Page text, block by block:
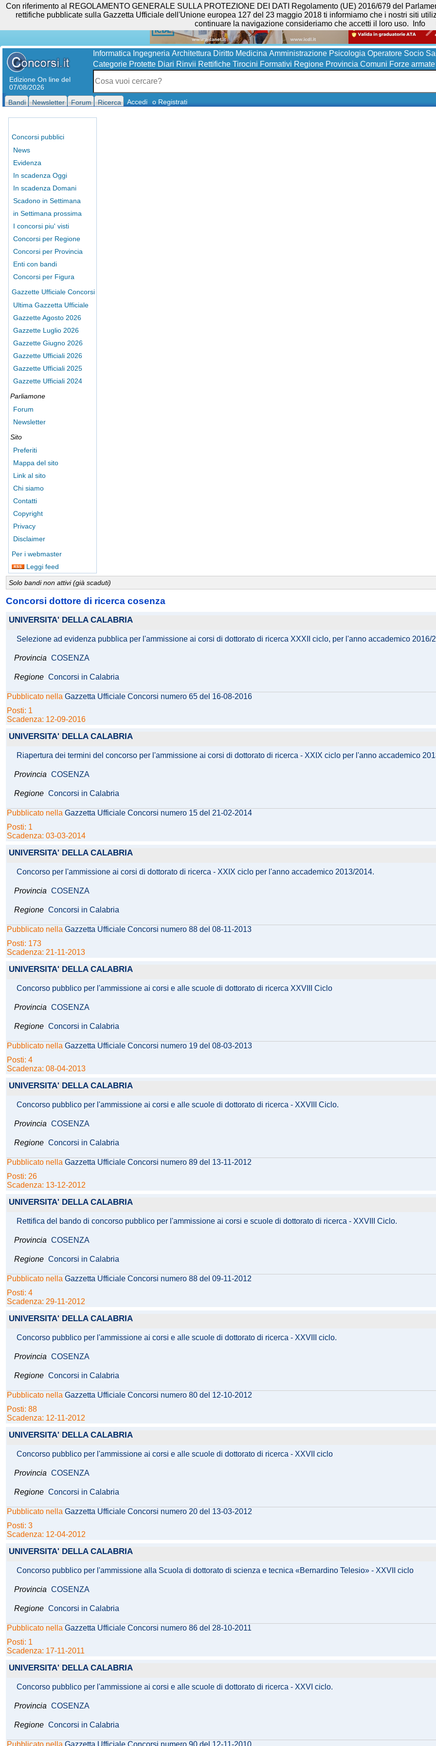
Edizione On line del
07/08/2026
Informatica Ingegneria Architettura Diritto Medicina Amministrazione Psicologia Operatore Socio
Categorie Protette Diari Rinvii Rettifiche Tirocini Formativi Regione Provincia Comuni Forze armate
Bandi Newsletter Forum Ricerca Accedi o Registrati
Concorsi pubblici
News
Evidenza
In scadenza Oggi
In scadenza Domani
Scadono in Settimana
in Settimana prossima
I concorsi piu' visti
Concorsi per Regione
Concorsi per Provincia
Enti con bandi
Concorsi per Figura
Gazzette Ufficiale Concorsi
Ultima Gazzetta Ufficiale
Gazzette Agosto 2026
Gazzette Luglio 2026
Gazzette Giugno 2026
Gazzette Ufficiali 2026
Gazzette Ufficiali 2025
Gazzette Ufficiali 2024
Parliamone
Forum
Newsletter
Sito
Preferiti
Mappa del sito
Link al sito
Chi siamo
Contatti
Copyright
Privacy
Disclaimer
Per i webmaster
Leggi feed
Solo bandi non attivi (già scaduti)
Concorsi dottore di ricerca cosenza
UNIVERSITA' DELLA CALABRIA
Selezione ad evidenza pubblica per l'ammissione ai corsi di dottorato di ricerca XXXII ciclo, per l'anno accademico 2016/
Provincia COSENZA
Regione Concorsi in Calabria
Pubblicato nella Gazzetta Ufficiale Concorsi numero 65 del 16-08-2016
Posti: 1
Scadenza: 12-09-2016
UNIVERSITA' DELLA CALABRIA
Riapertura dei termini del concorso per l'ammissione ai corsi di dottorato di ricerca - XXIX ciclo per l'anno accademico
Provincia COSENZA
Regione Concorsi in Calabria
Pubblicato nella Gazzetta Ufficiale Concorsi numero 15 del 21-02-2014
Posti: 1
Scadenza: 03-03-2014
UNIVERSITA' DELLA CALABRIA
Concorso per l'ammissione ai corsi di dottorato di ricerca - XXIX ciclo per l'anno accademico 2013/2014.
Provincia COSENZA
Regione Concorsi in Calabria
Pubblicato nella Gazzetta Ufficiale Concorsi numero 88 del 08-11-2013
Posti: 173
Scadenza: 21-11-2013
UNIVERSITA' DELLA CALABRIA
Concorso pubblico per l'ammissione ai corsi e alle scuole di dottorato di ricerca XXVIII Ciclo
Provincia COSENZA
Regione Concorsi in Calabria
Pubblicato nella Gazzetta Ufficiale Concorsi numero 19 del 08-03-2013
Posti: 4
Scadenza: 08-04-2013
UNIVERSITA' DELLA CALABRIA
Concorso pubblico per l'ammissione ai corsi e alle scuole di dottorato di ricerca - XXVIII Ciclo.
Provincia COSENZA
Regione Concorsi in Calabria
Pubblicato nella Gazzetta Ufficiale Concorsi numero 89 del 13-11-2012
Posti: 26
Scadenza: 13-12-2012
UNIVERSITA' DELLA CALABRIA
Rettifica del bando di concorso pubblico per l'ammissione ai corsi e scuole di dottorato di ricerca - XXVIII Ciclo.
Provincia COSENZA
Regione Concorsi in Calabria
Pubblicato nella Gazzetta Ufficiale Concorsi numero 88 del 09-11-2012
Posti: 4
Scadenza: 29-11-2012
UNIVERSITA' DELLA CALABRIA
Concorso pubblico per l'ammissione ai corsi e alle scuole di dottorato di ricerca - XXVIII ciclo.
Provincia COSENZA
Regione Concorsi in Calabria
Pubblicato nella Gazzetta Ufficiale Concorsi numero 80 del 12-10-2012
Posti: 88
Scadenza: 12-11-2012
UNIVERSITA' DELLA CALABRIA
Concorso pubblico per l'ammissione ai corsi e alle scuole di dottorato di ricerca - XXVII ciclo
Provincia COSENZA
Regione Concorsi in Calabria
Pubblicato nella Gazzetta Ufficiale Concorsi numero 20 del 13-03-2012
Posti: 3
Scadenza: 12-04-2012
UNIVERSITA' DELLA CALABRIA
Concorso pubblico per l'ammissione alla Scuola di dottorato di scienza e tecnica «Bernardino Telesio» - XXVII ciclo
Provincia COSENZA
Regione Concorsi in Calabria
Pubblicato nella Gazzetta Ufficiale Concorsi numero 86 del 28-10-2011
Posti: 1
Scadenza: 17-11-2011
UNIVERSITA' DELLA CALABRIA
Concorso pubblico per l'ammissione ai corsi e alle scuole di dottorato di ricerca - XXVI ciclo.
Provincia COSENZA
Regione Concorsi in Calabria
Pubblicato nella Gazzetta Ufficiale Concorsi numero 90 del 12-11-2010
Con riferimento al REGOLAMENTO GENERALE SULLA PROTEZIONE DEI DATI Regolamento (UE) 2016/679 del
rettifiche pubblicate sulla Gazzetta Ufficiale dell'Unione europea 127 del 23 maggio 2018 ti informiamo che i nostri siti
continuare la navigazione consideriamo che accetti il loro uso.
Info